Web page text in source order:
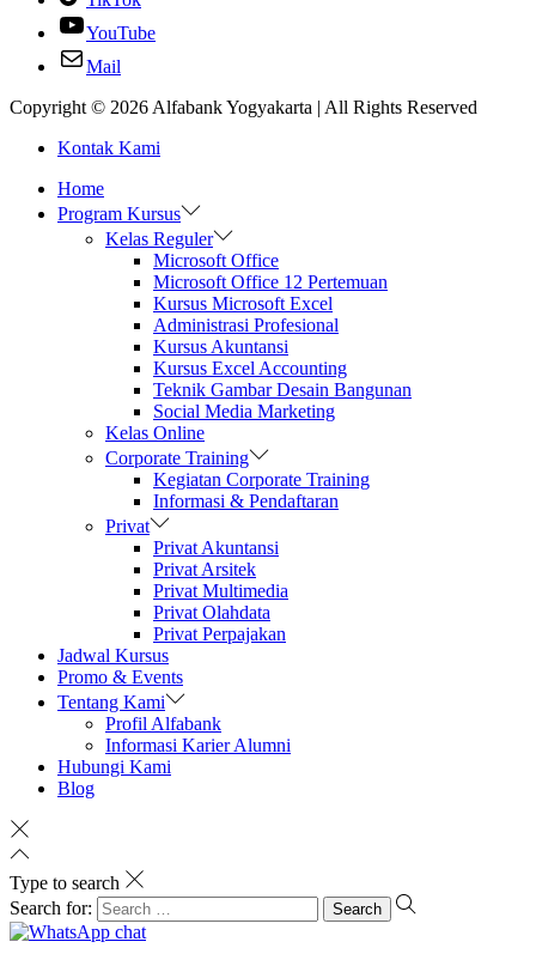
YouTube
Mail
Copyright © 2026Alfabank Yogyakarta | All Rights Reserved
Kontak Kami
Home
Program Kursus
Kelas Reguler
Microsoft Office
Microsoft Office 12 Pertemuan
Kursus Microsoft Excel
Administrasi Profesional
Kursus Akuntansi
Kursus Excel Accounting
Teknik Gambar Desain Bangunan
Social Media Marketing
Kelas Online
Corporate Training
Kegiatan Corporate Training
Informasi & Pendaftaran
Privat
Privat Akuntansi
Privat Arsitek
Privat Multimedia
Privat Olahdata
Privat Perpajakan
Jadwal Kursus
Promo & Events
Tentang Kami
Profil Alfabank
Informasi Karier Alumni
Hubungi Kami
Blog
Type to search
Search for: